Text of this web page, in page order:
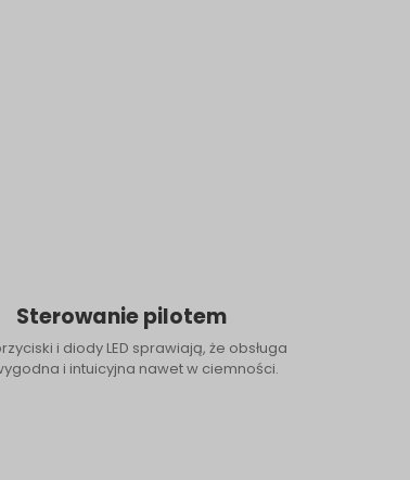
Sterowanie pilotem
i diody LED sprawiają, że obsługa
i intuicyjna nawet w ciemności.